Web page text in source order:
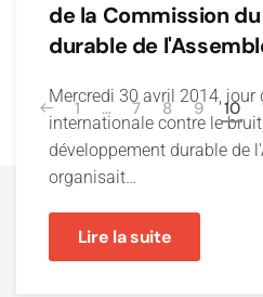
de la Commission
durable de
Mercredi 30 avril 2014, jour
internationale contre le
développement durable de
organisait…
Lire la suite
1 … 7 8 9 10